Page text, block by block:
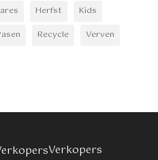
Herfst
Kids
Recycle
Verven
Verkopers